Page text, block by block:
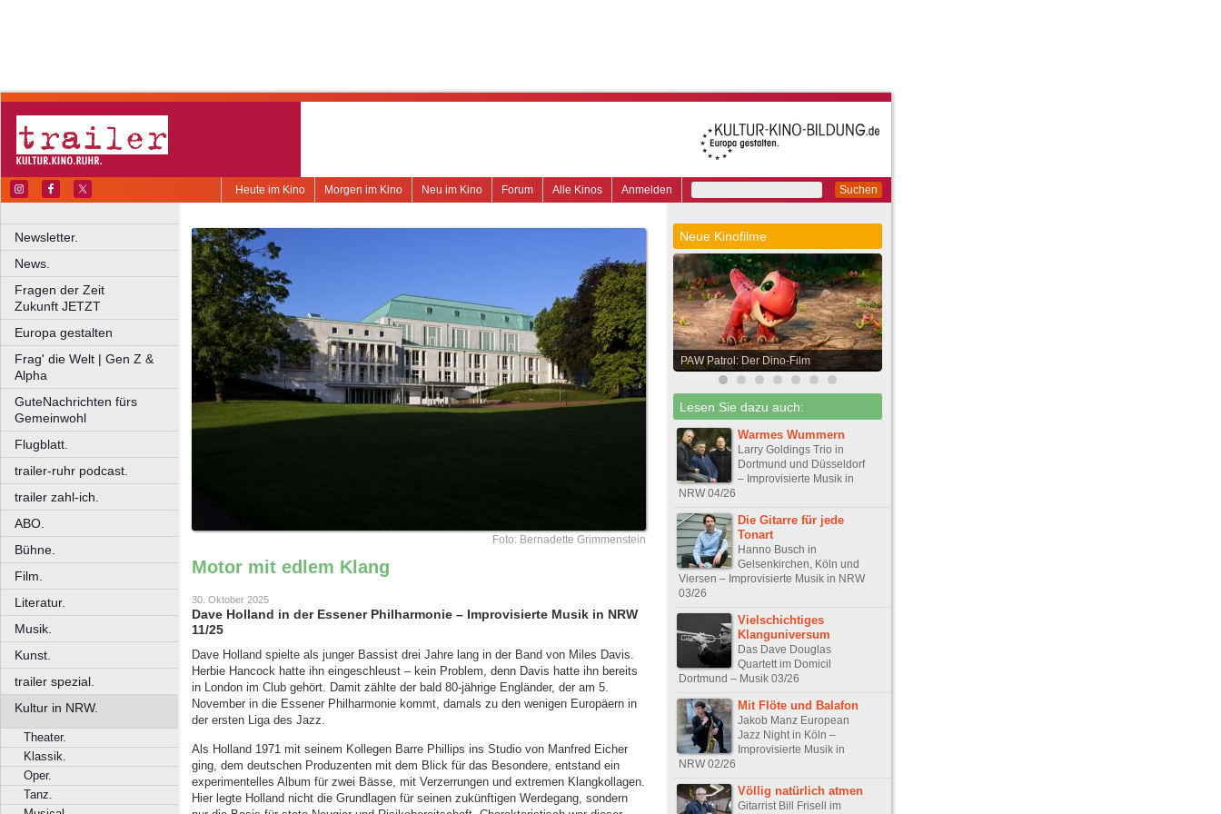
Suchen
Anmelden
Alle Kinos
Forum
Neu im Kino
Morgen im Kino
Heute im Kino
Newsletter.
News.
Fragen der Zeit
Zukunft JETZT
Europa gestalten
Frag' die Welt | Gen Z &
Alpha
GuteNachrichten fürs
Gemeinwohl
Flugblatt.
trailer-ruhr podcast.
trailer zahl-ich.
ABO.
Bühne.
Film.
Literatur.
Musik.
Kunst.
trailer spezial.
Kultur in NRW.
Theater.
Klassik.
Oper.
Tanz.
Foto: Bernadette Grimmenstein
Motor mit edlem Klang
30. Oktober 2025
Dave Holland in der Essener Philharmonie – Improvisierte Musik in NRW
11/25
Dave Holland spielte als junger Bassist drei Jahre lang in der Band von Miles Davis.
Herbie Hancock hatte ihn eingeschleust – kein Problem, denn Davis hatte ihn bereits
in London im Club gehört. Damit zählte der bald 80-jährige Engländer, der am 5.
November in die Essener Philharmonie kommt, damals zu den wenigen Europäern in
der ersten Liga des Jazz.
Als Holland 1971 mit seinem Kollegen Barre Phillips ins Studio von Manfred Eicher
ging, dem deutschen Produzenten mit dem Blick für das Besondere, entstand ein
experimentelles Album für zwei Bässe, mit Verzerrungen und extremen Klangkollagen.
Hier legte Holland nicht die Grundlagen für seinen zukünftigen Werdegang, sondern
Neue Kinofilme
PAW Patrol: Der Dino-Film
Lesen Sie dazu auch:
Warmes Wummern
Larry Goldings Trio in
Dortmund und Düsseldorf
– Improvisierte Musik in
NRW 04/26
Die Gitarre für jede
Tonart
Hanno Busch in
Gelsenkirchen, Köln und
Viersen – Improvisierte Musik in NRW
03/26
Vielschichtiges
Klanguniversum
Das Dave Douglas
Quartett im Domicil
Dortmund – Musik 03/26
Mit Flöte und Balafon
Jakob Manz European
Jazz Night in Köln –
Improvisierte Musik in
NRW 02/26
Völlig natürlich atmen
Gitarrist Bill Frisell im